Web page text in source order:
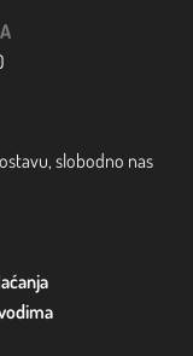
slobodno nas